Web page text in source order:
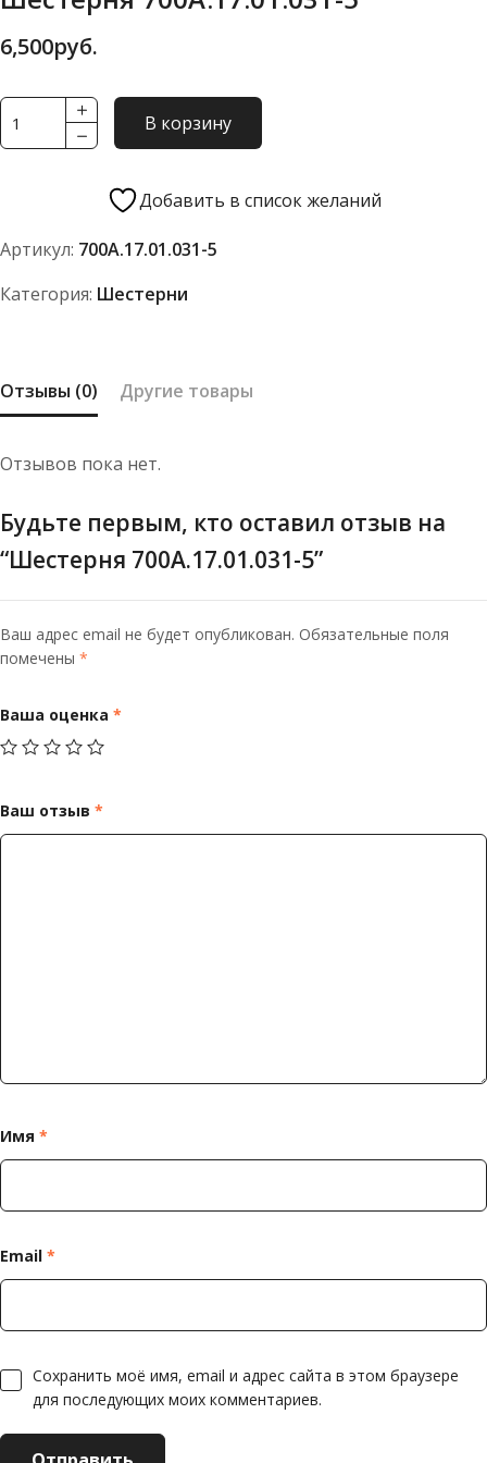
6,500руб.
Количество
товара
700А.17.01.031-
В корзину
Добавить в список желаний
Артикул: 700А.17.01.031-5
Категория: Шестерни
Отзывы (0) Другие товары
Отзывов пока нет.
Будьте первым, кто оставил отзыв на
“Шестерня 700А.17.01.031-5”
Ваш адрес email не будет опубликован. Обязательные поля
помечены *
Ваша оценка *
Ваш отзыв *
Имя *
Email *
Сохранить моё имя, email и адрес сайта в этом браузере
для последующих моих комментариев.